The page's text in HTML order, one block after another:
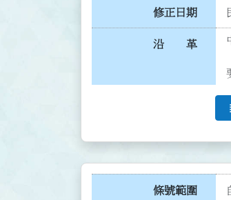
修正日期
沿 革
條號範圍